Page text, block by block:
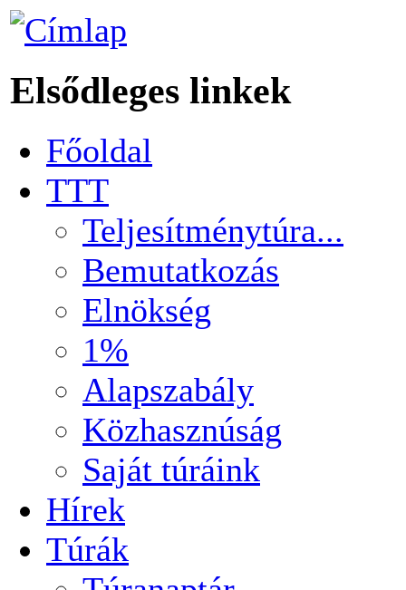
Elsődleges linkek
Főoldal
TTT
Teljesítménytúra...
Bemutatkozás
Elnökség
1%
Alapszabály
Közhasznúság
Saját túráink
Hírek
Túrák